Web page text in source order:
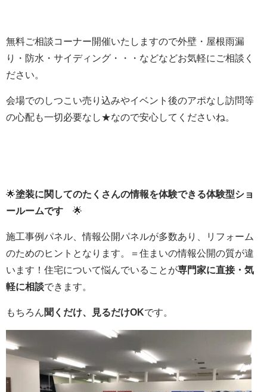
無料ご相談コーナー開催いたしますので外壁・屋根雨漏
り・防水・サイディング・・・などなどお気軽にご相談く
ださい。
会場でのしつこい売り込みやイベント後のアポなし訪問等
の心配も一切必要なし★なので安心してくださいね。
🌟塗装に関してのたくさんの情報を体験できる体験型ショ
ールームです 🌟
施工事例パネル、情報公開パネルが多数あり、リフォーム
のためのヒントとなります。＝住まいの情報公開の質が違
います！住宅について悩んでいることが専門家に直接・気
軽に相談できます。
もちろん聞くだけ、見るだけOKです。